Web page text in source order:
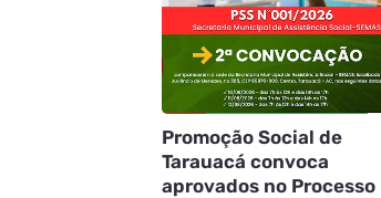
Promoção Social de
Tarauacá convoca
aprovados no Processo